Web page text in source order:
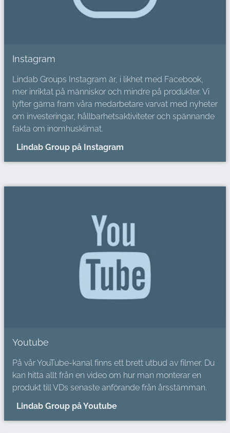
Instagram
Lindab Groups Instagram är, i likhet med Facebook,
mer inriktat på människor och mindre på produkter. Vi
lyfter gärna fram våra medarbetare varvat med nyheter
om investeringar, hållbarhetsaktiviteter och spännande
fakta om inomhusklimat.
Lindab Group på Instagram
Youtube
På vår YouTube-kanal finns ett brett utbud av filmer. Du
kan hitta allt från en video om hur man monterar en
produkt till VDs senaste anförande från årsstämman.
Lindab Group på Youtube